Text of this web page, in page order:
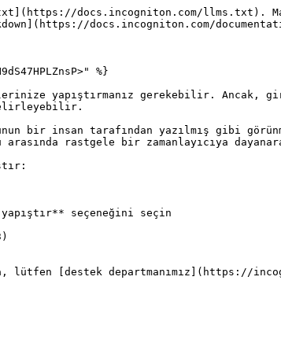
docs.incogniton.com/llms.txt).
docs.incogniton.com/
%}
yapıştırmanız gerekebilir.
belirleyebilir.
bir insan tarafından yazılmış gibi
rastgele bir zamanlayıcıya
seçeneğini seçin
lütfen [destek departmanımız](https://